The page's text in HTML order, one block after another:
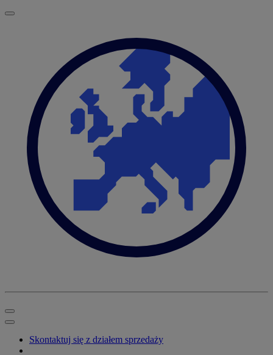
Skontaktuj się z działem sprzedaży